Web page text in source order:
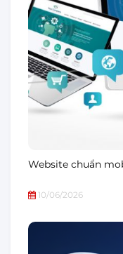
Website chuẩn
10/06/2026